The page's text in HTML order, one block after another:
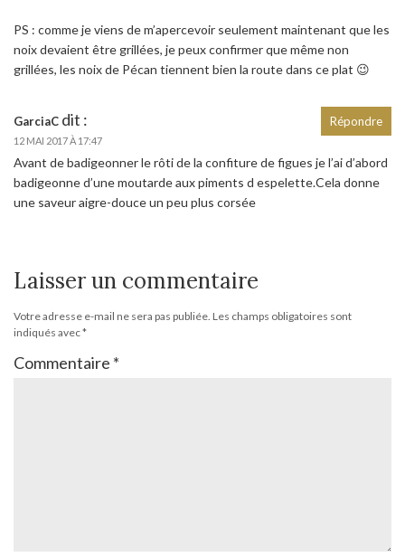
PS : comme je viens de m’apercevoir seulement maintenant que les
noix devaient être grillées, je peux confirmer que même non
grillées, les noix de Pécan tiennent bien la route dans ce plat 😉
GarciaC dit :
12 MAI 2017 À 17:47
Avant de badigeonner le rôti de la confiture de figues je l’ai d’abord
badigeonne d’une moutarde aux piments d espelette.Cela donne
une saveur aigre-douce un peu plus corsée
Répondre
Laisser un commentaire
Votre adresse e-mail ne sera pas publiée. Les champs obligatoires sont
indiqués avec*
Commentaire *